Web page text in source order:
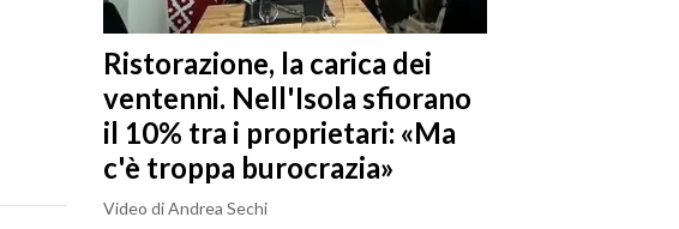
Ristorazione, la carica dei
ventenni. Nell'Isola sfiorano
il 10% tra i proprietari: «Ma
c'è troppa burocrazia»
Video di Andrea Sechi